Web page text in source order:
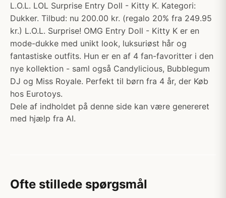
L.O.L. LOL Surprise Entry Doll - Kitty K. Kategori:
Dukker. Tilbud: nu 200.00 kr. (regalo 20% fra 249.95
kr.) L.O.L. Surprise! OMG Entry Doll - Kitty K er en
mode-dukke med unikt look, luksuriøst hår og
fantastiske outfits. Hun er en af 4 fan-favoritter i den
nye kollektion - saml også Candylicious, Bubblegum
DJ og Miss Royale. Perfekt til børn fra 4 år, der Køb
hos Eurotoys.
Dele af indholdet på denne side kan være genereret
med hjælp fra AI.
Ofte stillede spørgsmål